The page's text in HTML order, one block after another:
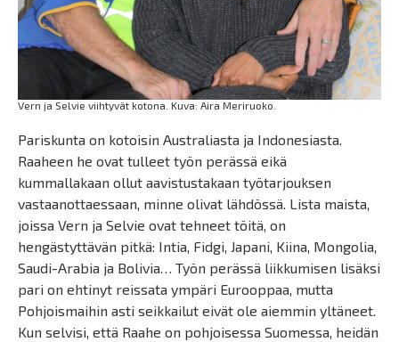
Vern ja Selvie viihtyvät kotona. Kuva: Aira Meriruoko.
Pariskunta on kotoisin Australiasta ja Indonesiasta.
Raaheen he ovat tulleet työn perässä eikä
kummallakaan ollut aavistustakaan työtarjouksen
vastaanottaessaan, minne olivat lähdössä. Lista maista,
joissa Vern ja Selvie ovat tehneet töitä, on
hengästyttävän pitkä: Intia, Fidgi, Japani, Kiina, Mongolia,
Saudi-Arabia ja Bolivia… Työn perässä liikkumisen lisäksi
pari on ehtinyt reissata ympäri Eurooppaa, mutta
Pohjoismaihin asti seikkailut eivät ole aiemmin yltäneet.
Kun selvisi, että Raahe on pohjoisessa Suomessa, heidän